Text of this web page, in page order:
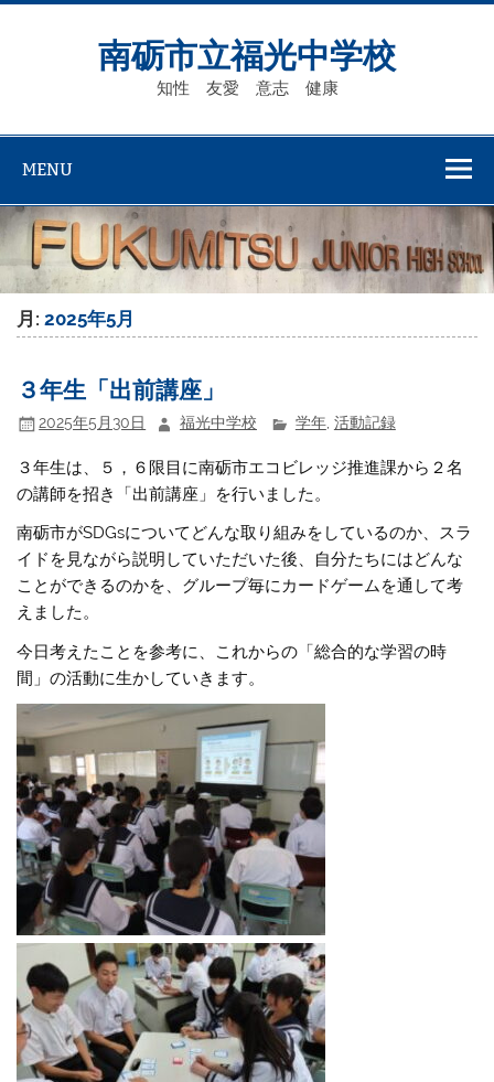
Skip
南砺市立福光中学校
知性 友愛 意志 健康
MENU
月:2025年5月
３年生「出前講座」
2025年5月30日 福光中学校 学年, 活動記録
３年生は、５，６限目に南砺市エコビレッジ推進課から２名
の講師を招き「出前講座」を行いました。
南砺市がSDGsについてどんな取り組みをしているのか、スラ
イドを見ながら説明していただいた後、自分たちにはどんな
ことができるのかを、グループ毎にカードゲームを通して考
えました。
今日考えたことを参考に、これからの「総合的な学習の時
間」の活動に生かしていきます。